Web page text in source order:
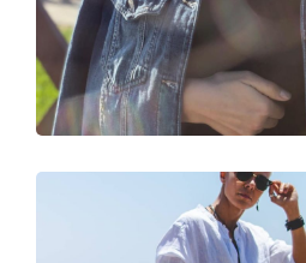
Greutate:
Pernițe reglabile pentru nas:
Balama flexibilă:
Accesorii
Lavetă pentru curățat: